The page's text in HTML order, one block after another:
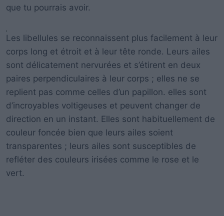
que tu pourrais avoir.
Les libellules se reconnaissent plus facilement à leur
corps long et étroit et à leur tête ronde. Leurs ailes
sont délicatement nervurées et s’étirent en deux
paires perpendiculaires à leur corps ; elles ne se
replient pas comme celles d’un papillon. elles sont
d’incroyables voltigeuses et peuvent changer de
direction en un instant. Elles sont habituellement de
couleur foncée bien que leurs ailes soient
transparentes ; leurs ailes sont susceptibles de
refléter des couleurs irisées comme le rose et le
vert.